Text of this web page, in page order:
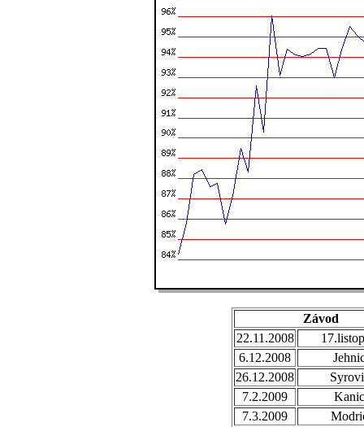
Závod
22.11.2008
6.12.2008
26.12.2008
7.2.2009
7.3.2009